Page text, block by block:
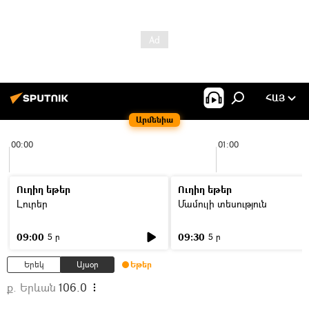
Արմենիա
ՀԱՅ
00:00 01:00
Ուղիղ եթեր
Լուրեր
09:00 5 ր
Ուղիղ եթեր
Մամուլի տեսություն
09:30 5 ր
Երեկ Այսօր Եթեր
ք. Երևան 106.0